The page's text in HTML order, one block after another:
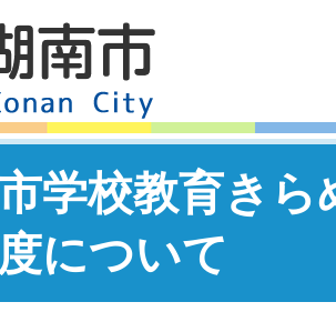
学校教育き
について